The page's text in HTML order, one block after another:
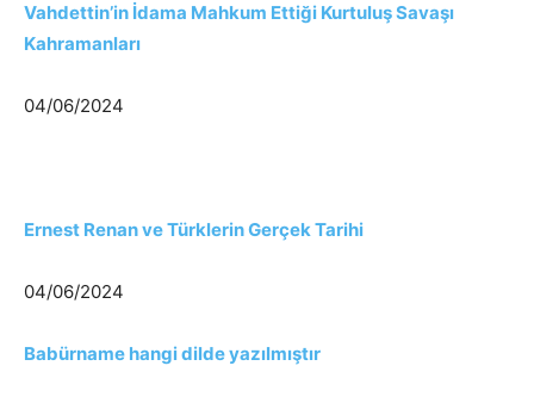
Vahdettin’in İdama Mahkum Ettiği Kurtuluş Savaşı
Kahramanları
04/06/2024
Ernest Renan ve Türklerin Gerçek Tarihi
04/06/2024
Babürname hangi dilde yazılmıştır